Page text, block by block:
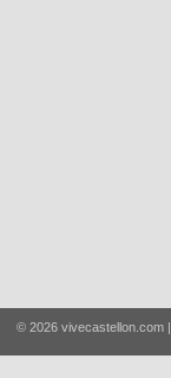
© 2026 vivecastellon.com